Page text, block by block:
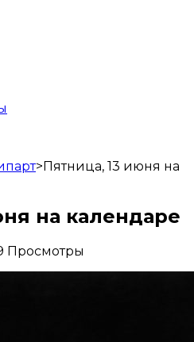
>Пятница, 13 июня на
на календаре
Просмотры